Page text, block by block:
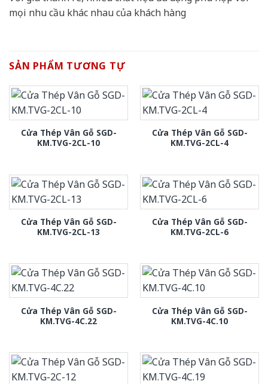
mọi nhu cầu khác nhau của khách hàng
SẢN PHẨM TƯƠNG TỰ
Cửa Thép Vân Gỗ SGD-
KM.TVG-2CL-10
Cửa Thép Vân Gỗ SGD-
KM.TVG-2CL-4
Cửa Thép Vân Gỗ SGD-
KM.TVG-2CL-13
Cửa Thép Vân Gỗ SGD-
KM.TVG-2CL-6
Cửa Thép Vân Gỗ SGD-
KM.TVG-4C.22
Cửa Thép Vân Gỗ SGD-
KM.TVG-4C.10